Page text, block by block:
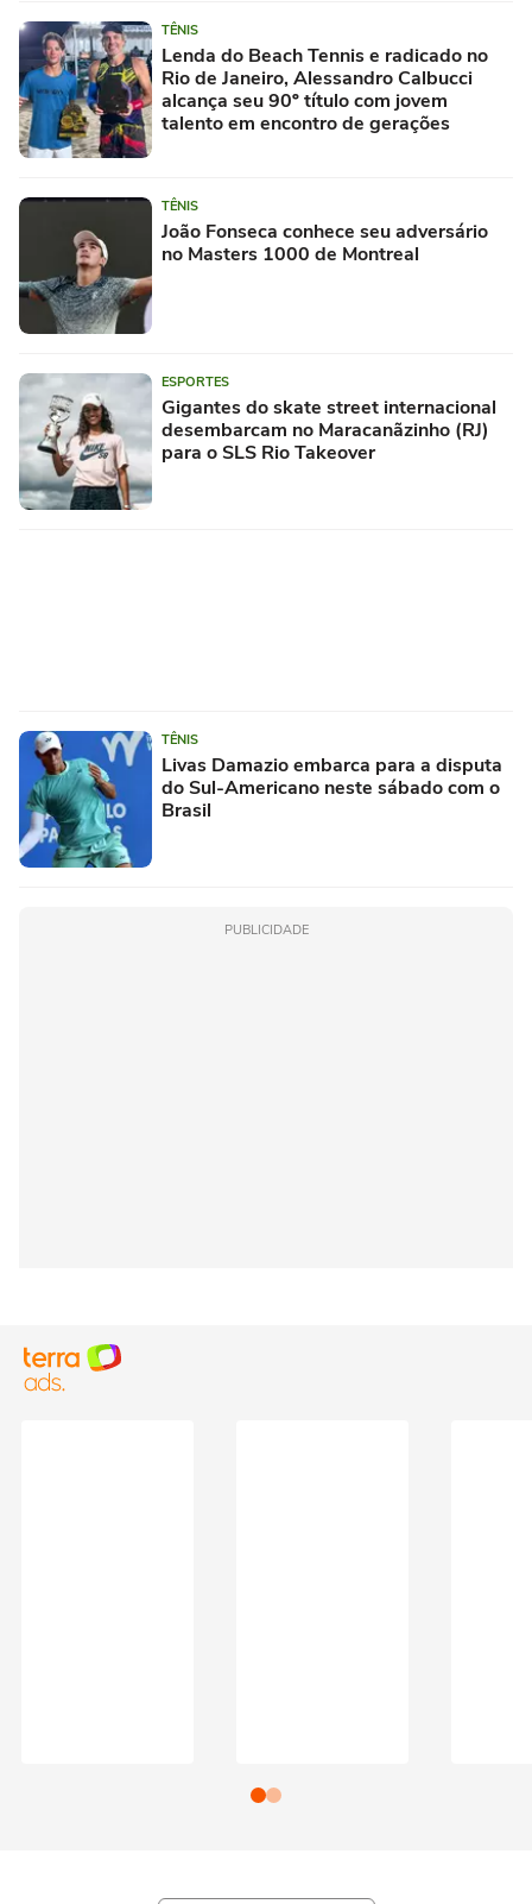
TÊNIS
Lenda do Beach Tennis e radicado no
Rio de Janeiro, Alessandro Calbucci
alcança seu 90º título com jovem
talento em encontro de gerações
TÊNIS
João Fonseca conhece seu adversário
no Masters 1000 de Montreal
ESPORTES
Gigantes do skate street internacional
desembarcam no Maracanãzinho (RJ)
para o SLS Rio Takeover
TÊNIS
Livas Damazio embarca para a disputa
do Sul-Americano neste sábado com o
Brasil
PUBLICIDADE